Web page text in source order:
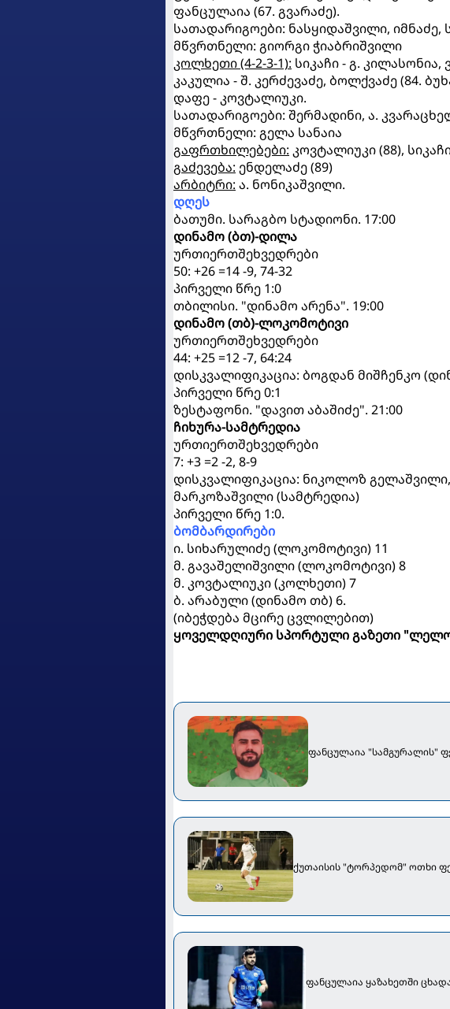
ფანცულაია (67. გვარაძე).
სათადარიგოები: ნასყიდაშვილი,
მწვრთნელი: გიორგი ჭიაბრიშვილი
კოლხეთი (4-2-3-1): სიკაჩი - გ.
კაკულია - შ. კერძევაძე, ბოლქვაძე (84.
დაფე - კოვტალიუკი.
სათადარიგოები: შერმადინი, ა.
მწვრთნელი: გელა სანაია
გაფრთხილებები: კოვტალიუკი (88),
გაძევება: ენდელაძე (89)
არბიტრი: ა. ნონიკაშვილი.
დღეს
ბათუმი. სარაგბო სტადიონი. 17:00
დინამო (ბთ)-დილა
ურთიერთშეხვედრები
50: +26 =14 -9, 74-32
პირველი წრე 1:0
თბილისი. "დინამო არენა". 19:00
დინამო (თბ)-ლოკომოტივი
ურთიერთშეხვედრები
44: +25 =12 -7, 64:24
დისკვალიფიკაცია: ბოგდან მიშჩენკო
პირველი წრე 0:1
ზესტაფონი. "დავით აბაშიძე". 21:00
ჩიხურა-სამტრედია
ურთიერთშეხვედრები
7: +3 =2 -2, 8-9
დისკვალიფიკაცია: ნიკოლოზ
მარკოზაშვილი (სამტრედია)
პირველი წრე 1:0.
ბომბარდირები
ი. სიხარულიძე (ლოკომოტივი) 11
მ. გავაშელიშვილი (ლოკომოტივი) 8
მ. კოვტალიუკი (კოლხეთი) 7
ბ. არაბული (დინამო თბ) 6.
(იბეჭდება მცირე ცვლილებით)
ყოველდღიური სპორტული გაზეთი
ფანცულაია "სამგურალის"
ქუთაისის "ტორპედომ" ოთხი
ფანცულაია ყაზახეთში